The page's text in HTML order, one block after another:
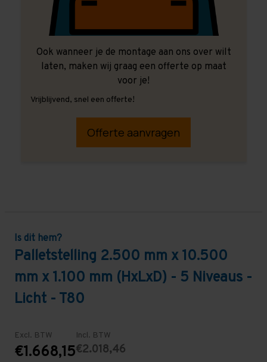
Ook wanneer je de montage aan ons over wilt
laten, maken wij graag een offerte op maat
voor je!
Vrijblijvend, snel een offerte!
Offerte aanvragen
Is dit hem?
Palletstelling 2.500 mm x 10.500
mm x 1.100 mm (HxLxD) - 5 Niveaus -
Licht - T80
Excl. BTW
€1.668,15
Incl. BTW
€2.018,46